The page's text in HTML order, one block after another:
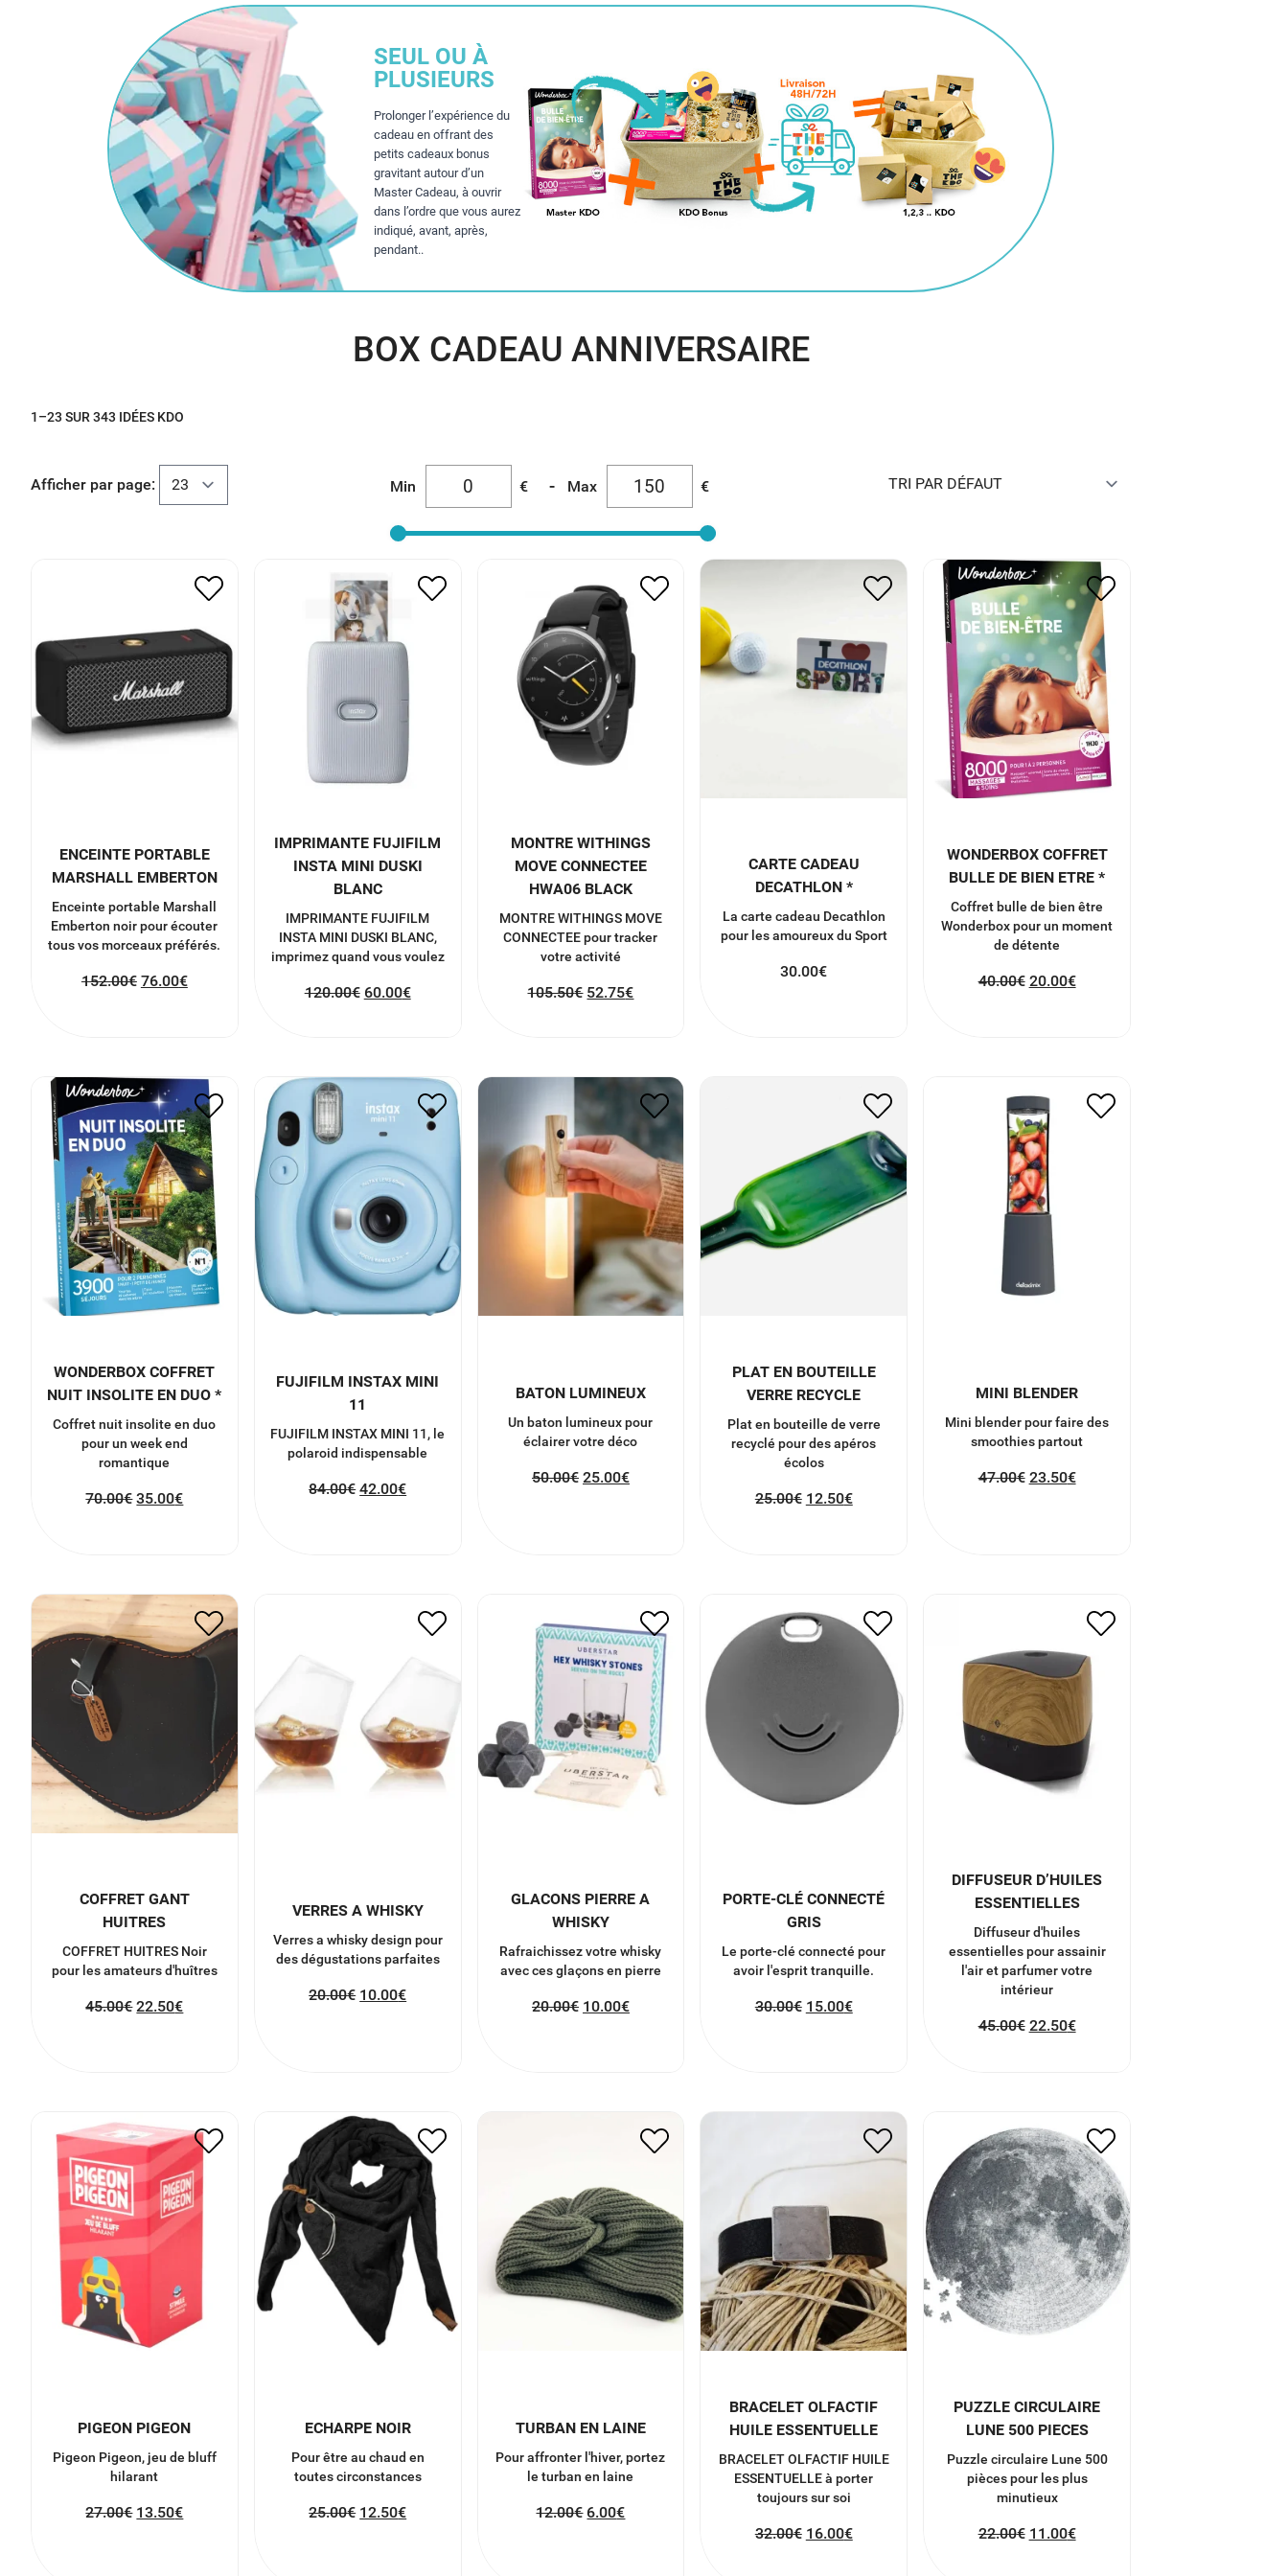
SEUL OU À
PLUSIEURS
Prolonger l’expérience du
cadeau en offrant des
petits cadeaux bonus
gravitant autour d’un
Master Cadeau, à ouvrir
dans l’ordre que vous aurez
indiqué, avant, après,
pendant..
BOX CADEAU ANNIVERSAIRE
1–23 SUR 343 IDÉES KDO
Afficher par page: Min € - Max €
ENCEINTE PORTABLE
MARSHALL EMBERTON
Enceinte portable Marshall
Emberton noir pour écouter
tous vos morceaux préférés.
152.00€ 76.00€
IMPRIMANTE FUJIFILM
INSTA MINI DUSKI
120.00€ 60.00
IMPRIMANTE FUJIFILM
INSTA MINI DUSKI
BLANC
IMPRIMANTE FUJIFILM
INSTA MINI DUSKI BLANC,
imprimez quand vous voulez
120.00€ 60.00€
105.50€ 52.75
MONTRE WITHINGS
MOVE CONNECTEE
HWA06 BLACK
MONTRE WITHINGS MOVE
CONNECTEE pour tracker
votre activité
105.50€ 52.75€
DECATHLON *
CARTE CADEAU
DECATHLON *
La carte cadeau Decathlon
pour les amoureux du Sport
30.00€
BULLE DE BIEN ETRE *
40.00€ 20.00€
WONDERBOX COFFRET
BULLE DE BIEN ETRE *
Coffret bulle de bien être
Wonderbox pour un moment
de détente
40.00€ 20.00€
NUIT INSOLITE EN DUO *
70.00€ 35.00€
WONDERBOX COFFRET
NUIT INSOLITE EN DUO *
Coffret nuit insolite en duo
pour un week end
romantique
70.00€ 35.00€
11
84.00
42.00
FUJIFILM INSTAX MINI
11
FUJIFILM INSTAX MINI 11, le
polaroid indispensable
84.00€ 42.00€
€ 25.00
BATON LUMINEUX
Un baton lumineux pour
éclairer votre déco
50.00€ 25.00€
PLAT EN BOUTEILLE
VERRE RECYCLE
Plat en bouteille de verre
recyclé pour des apéros
écolos
25.00€ 12.50€
MINI BLENDER
Mini blender pour faire des
smoothies partout
47.00€ 23.50€
HUITRES
45.00€ 22.50€
COFFRET GANT
HUITRES
COFFRET HUITRES Noir
pour les amateurs d'huîtres
45.00€ 22.50€
VERRES A WHISKY
Verres a whisky design pour
des dégustations parfaites
20.00€ 10.00€
GLACONS PIERRE A
WHISKY
Rafraichissez votre whisky
avec ces glaçons en pierre
20.00€ 10.00€
30.00€ 15.00€
PORTE-CLÉ CONNECTÉ
GRIS
Le porte-clé connecté pour
avoir l'esprit tranquille.
30.00€ 15.00€
DIFFUSEUR D’HUILES
ESSENTIELLES
Diffuseur d'huiles
essentielles pour assainir
l'air et parfumer votre
intérieur
45.00€ 22.50€
27.00€ 13.50
PIGEON PIGEON
Pigeon Pigeon, jeu de bluff
hilarant
27.00€ 13.50€
25.00€ 12.50
ECHARPE NOIR
Pour être au chaud en
toutes circonstances
25.00€ 12.50€
TURBAN EN LAINE
Pour affronter l'hiver, portez
le turban en laine
12.00€ 6.00€
HUILE ESSENTUELLE
BRACELET OLFACTIF
HUILE ESSENTUELLE
BRACELET OLFACTIF HUILE
ESSENTUELLE à porter
toujours sur soi
32.00€ 16.00€
22.00€ 11.00€
PUZZLE CIRCULAIRE
LUNE 500 PIECES
Puzzle circulaire Lune 500
pièces pour les plus
minutieux
22.00€ 11.00€